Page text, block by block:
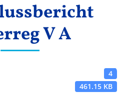
V A
4
461.15 KB